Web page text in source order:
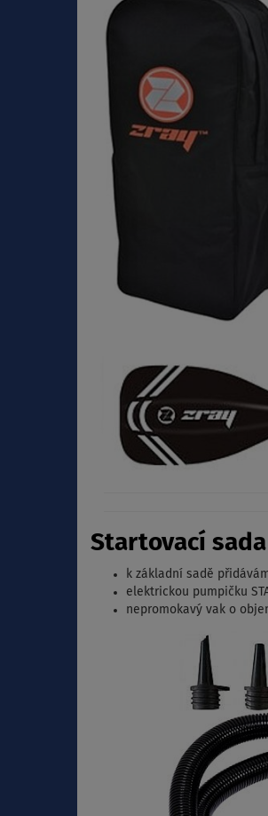
Startovací
k základní sadě
elektrickou pumpičku
nepromokavý vak o